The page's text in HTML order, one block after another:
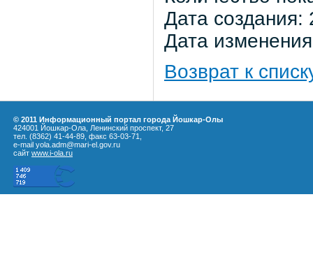
Дата
Дата
Возврат к
© 2011 Информационный портал города Йошкар-Олы
424001 Йошкар-Ола, Ленинский проспект, 27
тел. (8362) 41-44-89, факс 63-03-71,
e-mail yola.adm@mari-el.gov.ru
сайт www.i-ola.ru